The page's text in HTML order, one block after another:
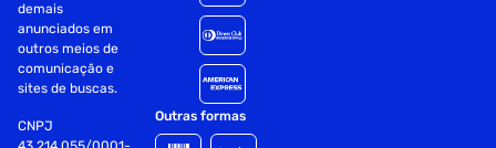
demais
anunciados em
outros meios de
comunicação e
sites de buscas.
CNPJ
Outras formas